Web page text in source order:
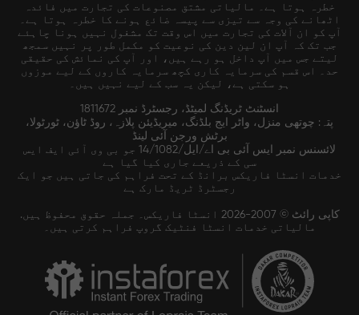
خطرہ ہوتا ہے۔ مالیاتی مشتق مصنوعات کی تجارت میں فائدہ
اٹھانے کی وجہ سے تیزی سے پیسہ ضائع ہونے کا خطرہ ہوتا ہے۔
آپ کو ان آلات کی تجارت میں اس وقت تک مشغول نہیں ہونا چاہئے
جب تک کہ آپ ان لین دین کی نوعیت کو مکمل طور پر نہیں سمجھ
لیتے جس میں آپ داخل ہو رہے ہیں، اور آپ کی نمائش کی حقیقی
حد۔ اس قسم کی سرمایہ کاری کچھ سرمایہ کاروں کے لیے موزوں
ہو سکتی ہے، لیکن یہ سب کے لیے نہیں ہیں۔
انسٹنٹ ٹریڈنگ لمیٹڈ، رجسٹرڈ نمبر 1811672
پتہ: چوتھی منزل، واٹر ایج بلڈنگ، میریڈیئن پلازہ، روڈ ٹاؤن، ٹورٹولا،
برٹش ورجن آئی لینڈ
لائسنس نمبر ایس آئی بی اے/ایل/14/1082 جو بی وی آئی ایف ایس
سی کے ذریعے جاری کیا گیا ہے
خدمات انسٹا فاریکس برانڈ کے تحت فراہم کی جاتی ہیں جو ایک
رجسٹرڈ ٹریڈ مارک ہے
کاپی رائٹ © 2007-2026 انسٹا فاریکس۔ جملہ حقوق محفوظ ہیں.
مالیاتی خدمات انسٹا فنٹیک گروپ فراہم کرتی ہیں۔